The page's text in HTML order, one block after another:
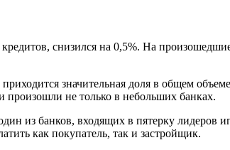
снизился на 0,5%. На
значительная доля в общем
произошли не только в небольших банках.
из банков, входящих в пятерку лидеров
как покупатель, так и застройщик.